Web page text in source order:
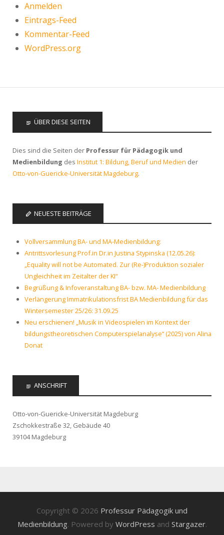
Anmelden
Eintrags-Feed
Kommentar-Feed
WordPress.org
ÜBER DIESE SEITEN
Dies sind die Seiten der Professur für Pädagogik und
Medienbildung des Institut 1: Bildung, Beruf und Medien der
Otto-von-Guericke-Universität Magdeburg.
NEUESTE BEITRÄGE
Vollversammlung BA- und MA-Medienbildung:
Antrittsvorlesung Prof.in Dr.in Justina Stypinska (12.05.26):
„Equality will not be Automated. Zur (Re-)Produktion sozialer
Ungleichheit im Zeitalter der KI“
Begrüßung & Infoveranstaltung BA- bzw. MA- Medienbildung
Verlängerung Immatrikulationsfrist BA Medienbildung für das
Wintersemester 25/26: 31.09.25
Neu erschienen! „Musik in Videospielen im Kontext der
bildungstheoretischen Computerspielanalyse“ (2025) von Alina
Donat
ANSCHRIFT
Otto-von-Guericke-Universität Magdeburg
Zschokkestraße 32, Gebäude 40
39104 Magdeburg
Copyright © 2026 Professur Pädagogik und
Medienbildung. Powered by WordPress and Stargazer.